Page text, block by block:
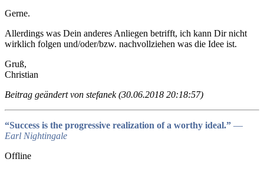
Gerne.
Allerdings was Dein anderes Anliegen betrifft, ich kann Dir nicht
wirklich folgen und/oder/bzw. nachvollziehen was die Idee ist.
Gruß,
Christian
Beitrag geändert von stefanek (30.06.2018 20:18:57)
“Success is the progressive realization of a worthy ideal.” ―
Earl Nightingale
Offline